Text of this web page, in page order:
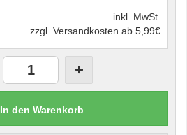
inkl. MwSt.
zzgl. Versandkosten ab 5,99€
In den Warenkorb